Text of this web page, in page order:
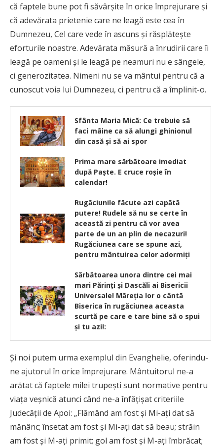
că faptele bune pot fi săvârșite în orice împrejurare și
că adevărata prietenie care ne leagă este cea în
Dumnezeu, Cel care vede în ascuns și răsplătește
eforturile noastre. Adevărata măsură a înrudirii care îi
leagă pe oameni și le leagă pe neamuri nu e sângele,
ci generozitatea. Nimeni nu se va mântui pentru că a
cunoscut voia lui Dumnezeu, ci pentru că a împlinit-o.
Sfânta Maria Mică: Ce trebuie să
faci mâine ca să alungi ghinionul
din casă și să ai spor
Prima mare sărbătoare imediat
după Paște. E cruce roșie în
calendar!
Rugăciunile făcute azi capătă
putere! Rudele să nu se certe în
această zi pentru că vor avea
parte de un an plin de necazuri!
Rugăciunea care se spune azi,
pentru mântuirea celor adormiți
Sărbătoarea unora dintre cei mai
mari Părinţi şi Dascăli ai Bisericii
Universale! Măreţia lor o cântă
Biserica în rugăciunea aceasta
scurtă pe care e tare bine să o spui
şi tu azi!:
Și noi putem urma exemplul din Evanghelie, oferindu-
ne ajutorul în orice împrejurare. Mântuitorul ne-a
arătat că faptele milei trupești sunt normative pentru
viața veșnică atunci când ne-a înfățișat criteriile
Judecății de Apoi: „Flămând am fost și Mi-ați dat să
mănânc; însetat am fost și Mi-ați dat să beau; străin
am fost și M-ați primit; gol am fost și M-ați îmbrăcat;